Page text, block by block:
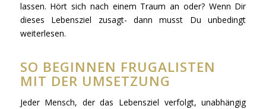
lassen. Hört sich nach einem Traum an oder? Wenn Dir
dieses Lebensziel zusagt- dann musst Du unbedingt
weiterlesen.
SO BEGINNEN FRUGALISTEN
MIT DER UMSETZUNG
Jeder Mensch, der das Lebensziel verfolgt, unabhängig